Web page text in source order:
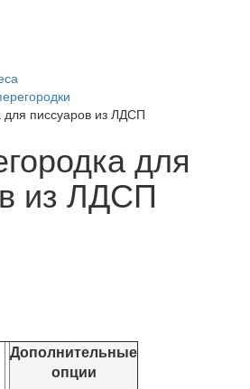
для писсуаров из ЛДСП
для
из ЛДСП
Дополнительные
опции